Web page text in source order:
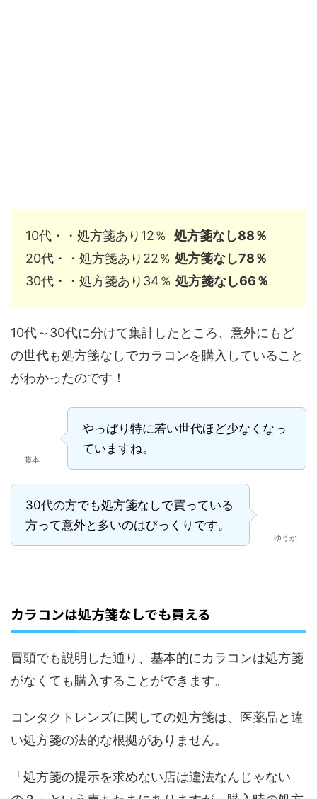
10代・・処方箋あり12％ 処方箋なし88％
20代・・処方箋あり22％ 処方箋なし78％
30代・・処方箋あり34％ 処方箋なし66％
10代～30代に分けて集計したところ、意外にもど
の世代も処方箋なしでカラコンを購入していること
がわかったのです！
藤本
やっぱり特に若い世代ほど少なくなっ
ていますね。
30代の方でも処方箋なしで買っている
方って意外と多いのはびっくりです。
ゆうか
カラコンは処方箋なしでも買える
冒頭でも説明した通り、基本的にカラコンは処方箋
がなくても購入することができます。
コンタクトレンズに関しての処方箋は、医薬品と違
い処方箋の法的な根拠がありません。
「処方箋の提示を求めない店は違法なんじゃない